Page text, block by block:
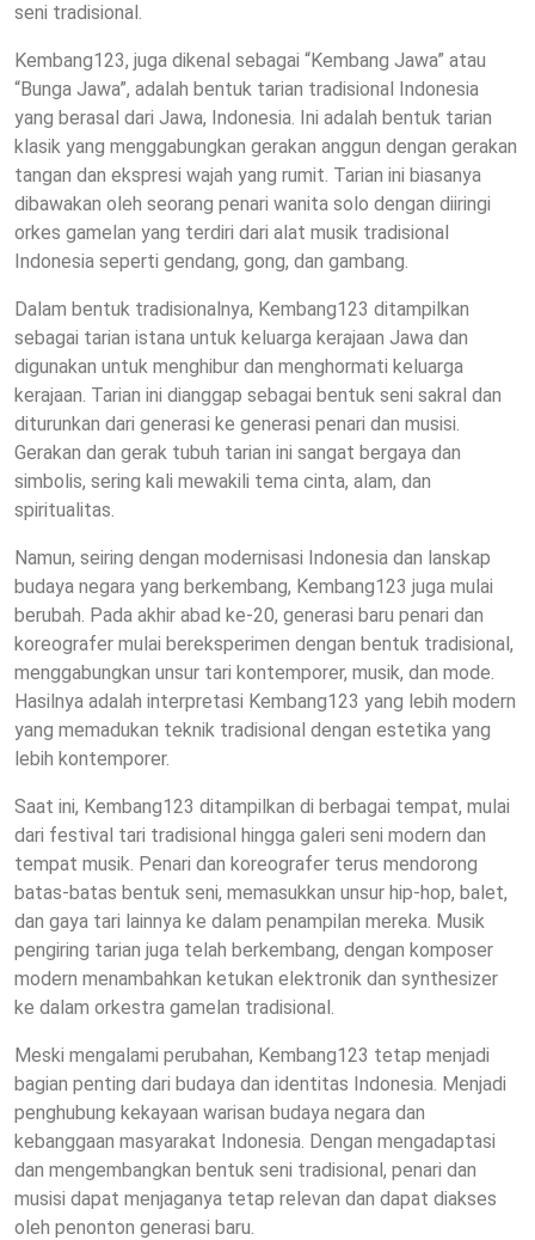
seni tradisional.
Kembang123, juga dikenal sebagai “Kembang Jawa” atau
“Bunga Jawa”, adalah bentuk tarian tradisional Indonesia
yang berasal dari Jawa, Indonesia. Ini adalah bentuk tarian
klasik yang menggabungkan gerakan anggun dengan gerakan
tangan dan ekspresi wajah yang rumit. Tarian ini biasanya
dibawakan oleh seorang penari wanita solo dengan diiringi
orkes gamelan yang terdiri dari alat musik tradisional
Indonesia seperti gendang, gong, dan gambang.
Dalam bentuk tradisionalnya, Kembang123 ditampilkan
sebagai tarian istana untuk keluarga kerajaan Jawa dan
digunakan untuk menghibur dan menghormati keluarga
kerajaan. Tarian ini dianggap sebagai bentuk seni sakral dan
diturunkan dari generasi ke generasi penari dan musisi.
Gerakan dan gerak tubuh tarian ini sangat bergaya dan
simbolis, sering kali mewakili tema cinta, alam, dan
spiritualitas.
Namun, seiring dengan modernisasi Indonesia dan lanskap
budaya negara yang berkembang, Kembang123 juga mulai
berubah. Pada akhir abad ke-20, generasi baru penari dan
koreografer mulai bereksperimen dengan bentuk tradisional,
menggabungkan unsur tari kontemporer, musik, dan mode.
Hasilnya adalah interpretasi Kembang123 yang lebih modern
yang memadukan teknik tradisional dengan estetika yang
lebih kontemporer.
Saat ini, Kembang123 ditampilkan di berbagai tempat, mulai
dari festival tari tradisional hingga galeri seni modern dan
tempat musik. Penari dan koreografer terus mendorong
batas-batas bentuk seni, memasukkan unsur hip-hop, balet,
dan gaya tari lainnya ke dalam penampilan mereka. Musik
pengiring tarian juga telah berkembang, dengan komposer
modern menambahkan ketukan elektronik dan synthesizer
ke dalam orkestra gamelan tradisional.
Meski mengalami perubahan, Kembang123 tetap menjadi
bagian penting dari budaya dan identitas Indonesia. Menjadi
penghubung kekayaan warisan budaya negara dan
kebanggaan masyarakat Indonesia. Dengan mengadaptasi
dan mengembangkan bentuk seni tradisional, penari dan
musisi dapat menjaganya tetap relevan dan dapat diakses
oleh penonton generasi baru.